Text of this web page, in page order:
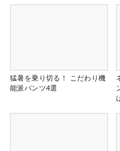
猛暑を乗り切る！ こだわり機
能派パンツ4選